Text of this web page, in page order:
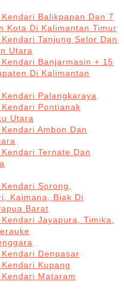
Balikpapan Dan 7
Kota Di Kalimantan Timur
Tanjung Selor Dan
Utara
Banjarmasin + 15
Di Kalimantan
Palangkaraya
Pontianak
Utara
Ambon Dan
Ternate Dan
Sorong,
Kaimana, Biak Di
Barat
Jayapura, Timika,
Denpasar
Kupang
Mataram